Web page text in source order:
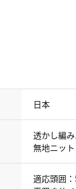
日本
透かし編
無地ニ
適応頭囲